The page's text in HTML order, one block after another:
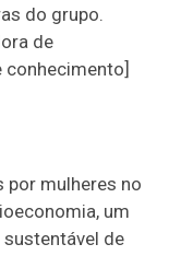
do grupo.
de
conhecimento]
por mulheres no
um
de